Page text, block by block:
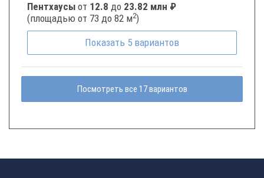
Пентхаусы от 12.8 до 23.82 млн ₽
(площадью от 73 до 82 м2)
Показать 5 вариантов
Посмотреть все 17 вариантов